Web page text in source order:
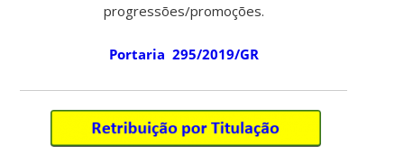
progressões/promoções.
Portaria 295/2019/GR